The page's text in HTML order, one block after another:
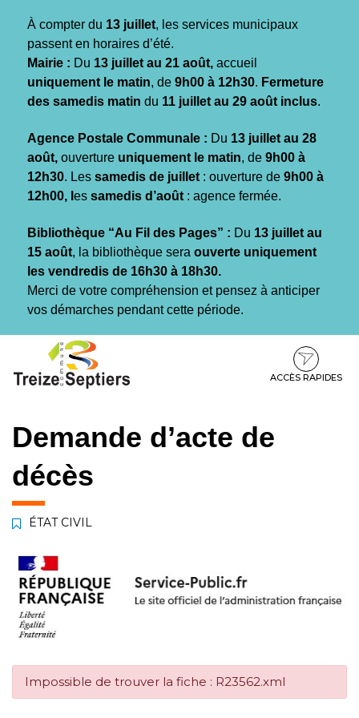
À compter du 13 juillet, les services municipaux
passent en horaires d’été.
Mairie : Du 13 juillet au 21 août, accueil
uniquement le matin, de 9h00 à 12h30. Fermeture
des samedis matin du 11 juillet au 29 août inclus.
Agence Postale Communale : Du 13 juillet au 28
août, ouverture uniquement le matin, de 9h00 à
12h30. Les samedis de juillet : ouverture de 9h00 à
12h00, l es samedis d’août : agence fermée.
Bibliothèque “Au Fil des Pages” : Du 13 juillet au
15 août, la bibliothèque sera ouverte uniquement
les vendredis de 16h30 à 18h30.
Merci de votre compréhension et pensez à anticiper
vos démarches pendant cette période.
contenu
pied
ACCÈS RAPIDES
Demande d’acte de
décès
ÉTAT CIVIL
Impossible de trouver la fiche : R23562.xml